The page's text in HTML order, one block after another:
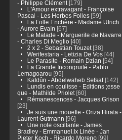
- Philippe Clément[179]
L'Amour extravagant - Françoise
Pascal - Les Herbes Folles[59]
La Folle Enchère - Madame Ulrich
- Aurore Evain [67]
Le Malade - Marguerite de Navarre
- Charles Di Meglio[40]
2 x 2 - Sebastian Touzet[38]
Werifestaria - Letizia De Vos[44]
Le Parasite - Romain Dzian [54]
La Grande Incongruité - Pablo
Lemagoarou [95]
Kaldûn - Abdelwaheb Sefsaf[142]
Lundis en coulisse - Editions ;esse
que - Mathilde Priolet[60]
Rémanescences - Jacques Grison
[23]
Je suis une mouette - Oriza Hirata -
Laurent Gutmann [96]
Une note oscillante - James
Bradley - Emmanuel.lx Linée - Jan
Pieter Koch - Ricardo Moreno[99]